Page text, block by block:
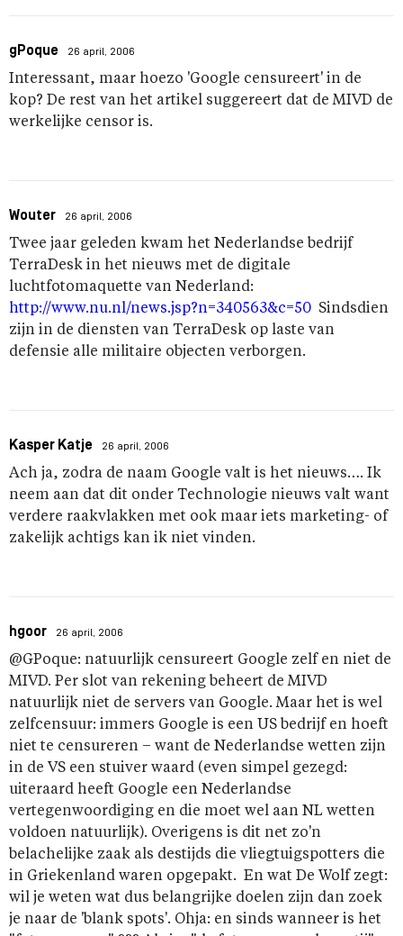
gPoque 26 april, 2006
Interessant, maar hoezo 'Google censureert' in de
kop? De rest van het artikel suggereert dat de MIVD de
werkelijke censor is.
Wouter 26 april, 2006
Twee jaar geleden kwam het Nederlandse bedrijf
TerraDesk in het nieuws met de digitale
luchtfotomaquette van Nederland:
http://www.nu.nl/news.jsp?n=340563&c=50 Sindsdien
zijn in de diensten van TerraDesk op laste van
defensie alle militaire objecten verborgen.
Kasper Katje 26 april, 2006
Ach ja, zodra de naam Google valt is het nieuws…. Ik
neem aan dat dit onder Technologie nieuws valt want
verdere raakvlakken met ook maar iets marketing- of
zakelijk achtigs kan ik niet vinden.
hgoor 26 april, 2006
@GPoque: natuurlijk censureert Google zelf en niet de
MIVD. Per slot van rekening beheert de MIVD
natuurlijk niet de servers van Google. Maar het is wel
zelfcensuur: immers Google is een US bedrijf en hoeft
niet te censureren – want de Nederlandse wetten zijn
in de VS een stuiver waard (even simpel gezegd:
uiteraard heeft Google een Nederlandse
vertegenwoordiging en die moet wel aan NL wetten
voldoen natuurlijk). Overigens is dit net zo'n
belachelijke zaak als destijds die vliegtuigspotters die
in Griekenland waren opgepakt. En wat De Wolf zegt:
wil je weten wat dus belangrijke doelen zijn dan zoek
je naar de 'blank spots'. Ohja: en sinds wanneer is het